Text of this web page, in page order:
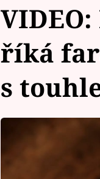
říká
s